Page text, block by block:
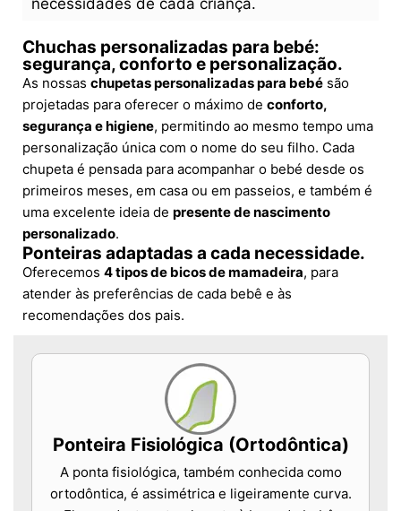
necessidades de cada criança.
Chuchas personalizadas para bebé:
segurança, conforto e personalização.
As nossas chupetas personalizadas para bebé são
projetadas para oferecer o máximo de conforto,
segurança e higiene, permitindo ao mesmo tempo uma
personalização única com o nome do seu filho. Cada
chupeta é pensada para acompanhar o bebé desde os
primeiros meses, em casa ou em passeios, e também é
uma excelente ideia de presente de nascimento
personalizado.
Ponteiras adaptadas a cada necessidade.
Oferecemos 4 tipos de bicos de mamadeira, para
atender às preferências de cada bebê e às
recomendações dos pais.
Ponteira Fisiológica (Ortodôntica)
A ponta fisiológica, também conhecida como
ortodôntica, é assimétrica e ligeiramente curva.